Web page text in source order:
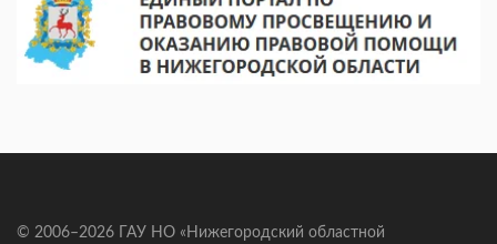
© 2006–2026 ГАУ НО «Нижегородский областной